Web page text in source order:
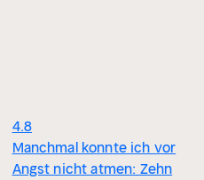
4.8
Manchmal konnte ich vor
Angst nicht atmen: Zehn